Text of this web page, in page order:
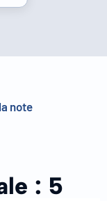
note
: 5